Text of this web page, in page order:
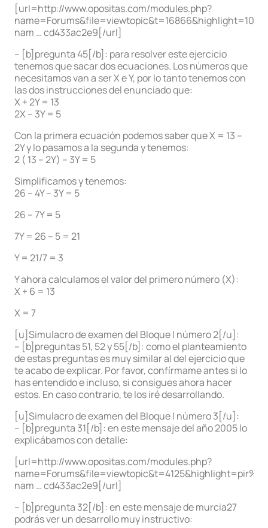
[url=http://www.opositas.com/modules.php?
nam … cd433ac2e9[/url]
– [b]pregunta 45[/b]: para resolver este ejercicio
tenemos que sacar dos ecuaciones. Los números que
necesitamos van a ser X e Y, por lo tanto tenemos con
las dos instrucciones del enunciado que:
X + 2Y = 13
2X – 3Y = 5
Con la primera ecuación podemos saber que X = 13 –
2Y y lo pasamos a la segunda y tenemos:
2 ( 13 – 2Y) – 3Y = 5
Simplificamos y tenemos:
26 – 4Y – 3Y = 5
26 – 7Y = 5
7Y = 26 – 5 = 21
Y = 21/7 = 3
Y ahora calculamos el valor del primero número (X):
X + 6 = 13
X = 7
[u]Simulacro de examen del Bloque I número 2[/u]:
– [b]preguntas 51, 52 y 55[/b]: como el planteamiento
de estas preguntas es muy similar al del ejercicio que
te acabo de explicar. Por favor, confírmame antes si lo
has entendido e incluso, si consigues ahora hacer
estos. En caso contrario, te los iré desarrollando.
[u]Simulacro de examen del Bloque I número 3[/u]:
– [b]pregunta 31[/b]: en este mensaje del año 2005 lo
explicábamos con detalle:
[url=http://www.opositas.com/modules.php?
nam … cd433ac2e9[/url]
– [b]pregunta 32[/b]: en este mensaje de murcia27
podrás ver un desarrollo muy instructivo: